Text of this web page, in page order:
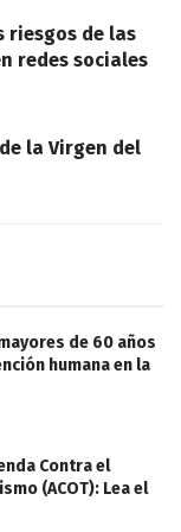
riesgos de las
redes sociales
la Virgen del
de 60 años
humana en la
Contra el
(ACOT): Lea el